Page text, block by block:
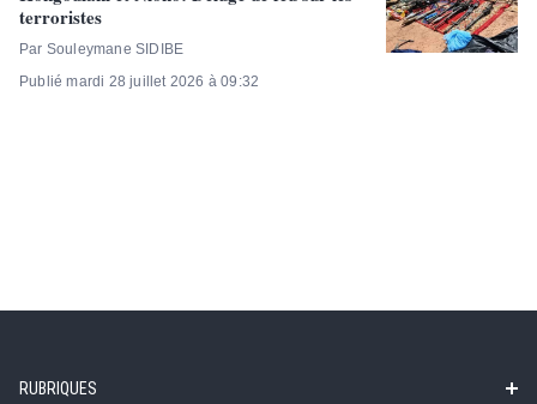
terroristes
Par Souleymane SIDIBE
Publié mardi 28 juillet 2026 à 09:32
RUBRIQUES